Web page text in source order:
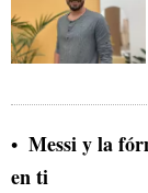
Messi y la
en ti